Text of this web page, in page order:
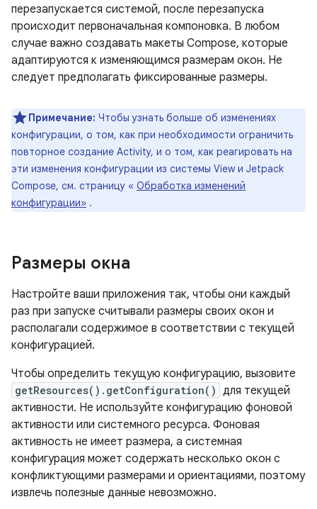
перезапускается системой, после перезапуска
происходит первоначальная компоновка. В любом
случае важно создавать макеты Compose, которые
адаптируются к изменяющимся размерам окон. Не
следует предполагать фиксированные размеры.
Примечание: Чтобы узнать больше об изменениях
конфигурации, о том, как при необходимости ограничить
повторное создание Activity, и о том, как реагировать на
эти изменения конфигурации из системы View и Jetpack
Compose, см. страницу « Обработка изменений
конфигурации» .
Размеры окна
Настройте ваши приложения так, чтобы они каждый
раз при запуске считывали размеры своих окон и
располагали содержимое в соответствии с текущей
конфигурацией.
Чтобы определить текущую конфигурацию, вызовите
getResources().getConfiguration() для текущей
активности. Не используйте конфигурацию фоновой
активности или системного ресурса. Фоновая
активность не имеет размера, а системная
конфигурация может содержать несколько окон с
конфликтующими размерами и ориентациями, поэтому
извлечь полезные данные невозможно.